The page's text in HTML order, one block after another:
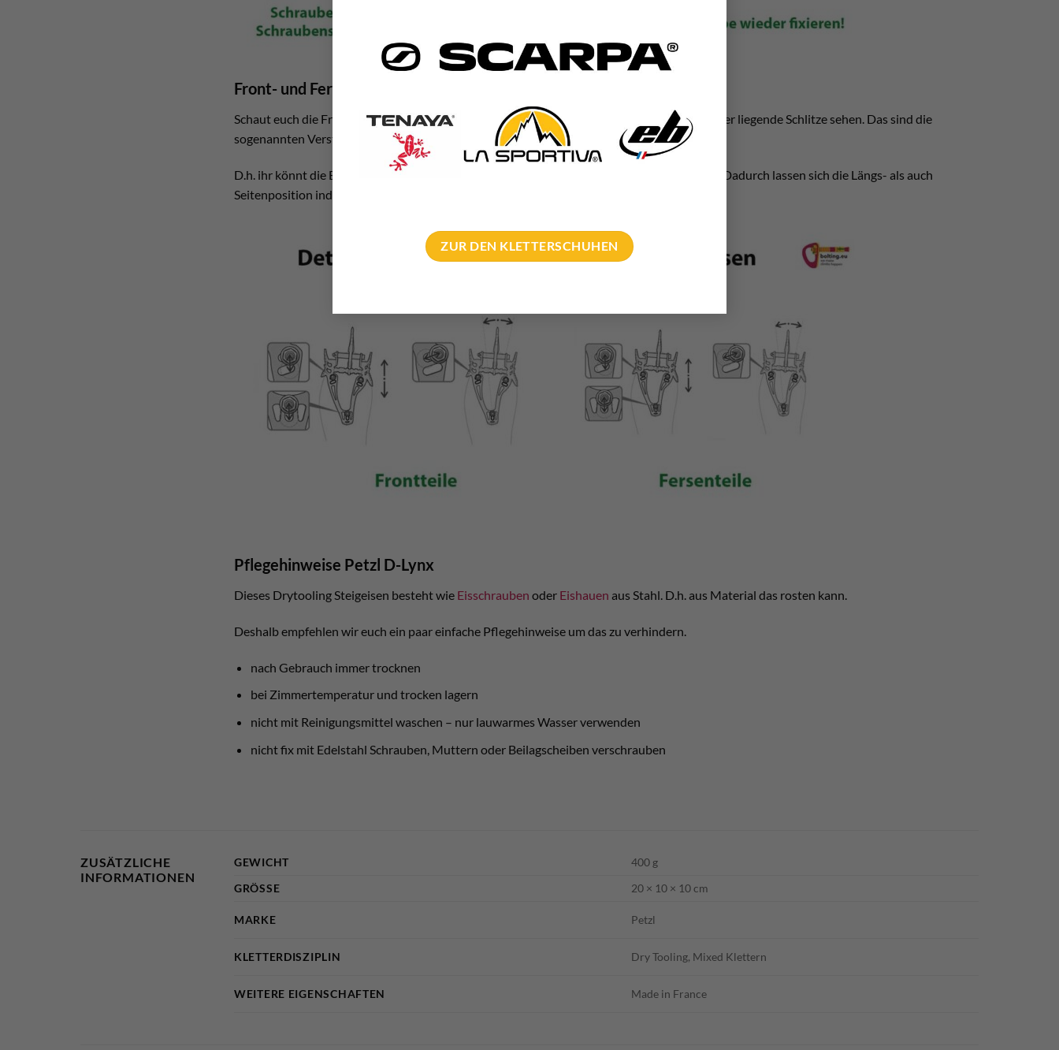
ZUR DEN KLETTERSCHUHEN
Front- und Fersenteile anpassen
Schaut euch die Front- und Fersenteile einmal genau an. Ihr werdet dort zwei eng beieinander liegende Schlitze sehen. Das sind die
sogenannten Verstellösen.
D.h. ihr könnt die Befestigungsschrauben optional durch die eine oder andere Öse stecken. Dadurch lassen sich die Längs- als auch
Seitenposition individuell einstellen.
Pflegehinweise Petzl D-Lynx
Dieses Drytooling Steigeisen besteht wie Eisschrauben oder Eishauen aus Stahl. D.h. aus Material das rosten kann.
Deshalb empfehlen wir euch ein paar einfache Pflegehinweise um das zu verhindern.
nach Gebrauch immer trocknen
bei Zimmertemperatur und trocken lagern
nicht mit Reinigungsmittel waschen – nur lauwarmes Wasser verwenden
nicht fix mit Edelstahl Schrauben, Muttern oder Beilagscheiben verschrauben
ZUSÄTZLICHE
INFORMATIONEN
GEWICHT
400 g
GRÖSSE
20 × 10 × 10 cm
MARKE Petzl
KLETTERDISZIPLIN Dry Tooling, Mixed Klettern
WEITERE EIGENSCHAFTEN Made in France